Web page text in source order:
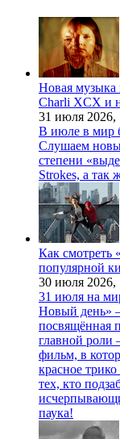
Новая музыка
Charli XCX и
31 июля 2026,
В июле в мир
Слушаем
степени
Strokes, а так
Как смотреть
популярной
30 июля 2026,
31 июля на
Новый день»
посвящённая
главной
фильм, в
красное
тех, кто
паука!